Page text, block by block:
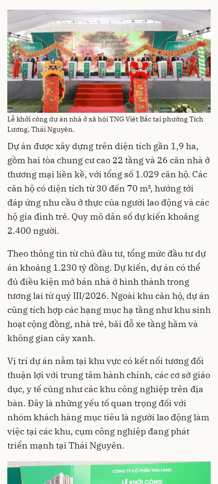
Lễ khởi công dự án nhà ở xã hội TNG Việt Bắc tại phường Tích
Lương, Thái Nguyên.
Dự án được xây dựng trên diện tích gần 1,9 ha,
gồm hai tòa chung cư cao 22 tầng và 26 căn nhà ở
thương mại liền kề, với tổng số 1.029 căn hộ. Các
căn hộ có diện tích từ 30 đến 70 m², hướng tới
đáp ứng nhu cầu ở thực của người lao động và các
hộ gia đình trẻ. Quy mô dân số dự kiến khoảng
2.400 người.
Theo thông tin từ chủ đầu tư, tổng mức đầu tư dự
án khoảng 1.230 tỷ đồng. Dự kiến, dự án có thể
đủ điều kiện mở bán nhà ở hình thành trong
tương lai từ quý III/2026. Ngoài khu căn hộ, dự án
cũng tích hợp các hạng mục hạ tầng như khu sinh
hoạt cộng đồng, nhà trẻ, bãi đỗ xe tầng hầm và
không gian cây xanh.
Vị trí dự án nằm tại khu vực có kết nối tương đối
thuận lợi với trung tâm hành chính, các cơ sở giáo
dục, y tế cũng như các khu công nghiệp trên địa
bàn. Đây là những yếu tố quan trọng đối với
nhóm khách hàng mục tiêu là người lao động làm
việc tại các khu, cụm công nghiệp đang phát
triển mạnh tại Thái Nguyên.